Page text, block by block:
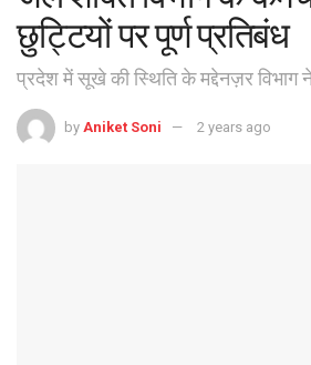
छुट्टियों पर पूर्ण प्रतिबंध
प्रदेश में सूखे की स्थिति के मद्देनज़र विभाग ने
by Aniket Soni 2 years ago